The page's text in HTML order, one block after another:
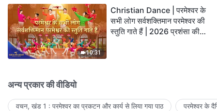
10:31
Christian Dance | परमेश्वर के
सभी लोग सर्वशक्तिमान परमेश्वर की
स्तुति गाते हैं | 2026 प्रशंसा की
अन्य प्रकार की वीडियो
वचन, खंड 1 : परमेश्वर का प्रकटन और कार्य से लिया गया पाठ परमेश्वर के